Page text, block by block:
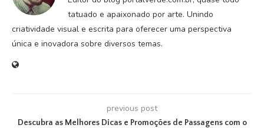
tatuado e apaixonado por arte. Unindo
criatividade visual e escrita para oferecer uma perspectiva
única e inovadora sobre diversos temas.
previous post
Descubra as Melhores Dicas e Promoções de Passagens com o